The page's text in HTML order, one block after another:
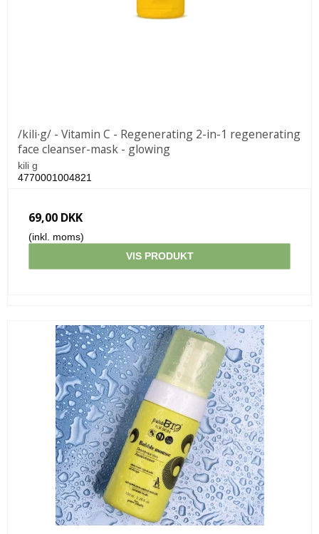
/kili∙g/ - Vitamin C - Regenerating 2-in-1 regenerating
face cleanser-mask - glowing
kili g
4770001004821
69,00 DKK
(inkl. moms)
VIS PRODUKT